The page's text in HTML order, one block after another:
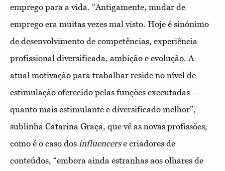
emprego para a vida. “Antigamente, mudar de
emprego era muitas vezes mal visto. Hoje é sinónimo
de desenvolvimento de competências, experiência
profissional diversificada, ambição e evolução. A
atual motivação para trabalhar reside no nível de
estimulação oferecido pelas funções executadas —
quanto mais estimulante e diversificado melhor”,
sublinha Catarina Graça, que vê as novas profissões,
como é o caso dos influencerse criadores de
conteúdos, “embora ainda estranhas aos olhares de